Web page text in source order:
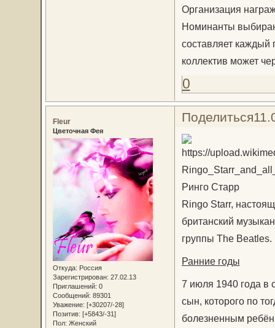
Организация
Номинанты
составляет каждый
коллектив может
0
Поделиться
Fleur
Цветочная Фея
Откуда: Россия
Зарегистрирован: 27.02.13
Приглашений: 0
Сообщений: 89301
Уважение: [+30207/-28]
Позитив: [+5843/-31]
Пол: Женский
Ринго Старр
Ringo Starr,
британский
группы The
Ранние годы
7 июля 1940 года в
сын, которого по
болезненным